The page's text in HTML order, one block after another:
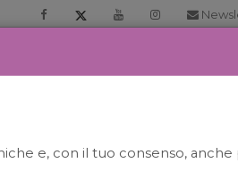
e, con il tuo consenso,